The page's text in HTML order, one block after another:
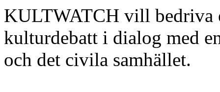
KULTWATCH vill bedriva
kulturdebatt i dialog med
och det civila samhället.